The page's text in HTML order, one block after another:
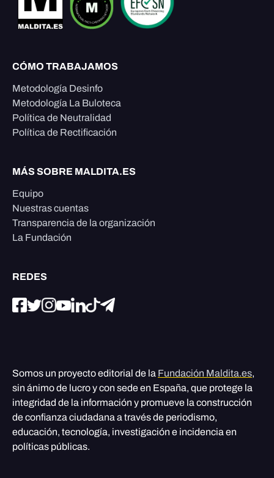
CÓMO TRABAJAMOS
Metodología Desinfo
Metodología La Buloteca
Política de Neutralidad
Política de Rectificación
MÁS SOBRE MALDITA.ES
Equipo
Nuestras cuentas
Transparencia de la organización
La Fundación
REDES
Somos un proyecto editorial de la Fundación Maldita.es,
sin ánimo de lucro y con sede en España, que protege la
integridad de la información y promueve la construcción
de confianza ciudadana a través de periodismo,
educación, tecnología, investigación e incidencia en
políticas públicas.